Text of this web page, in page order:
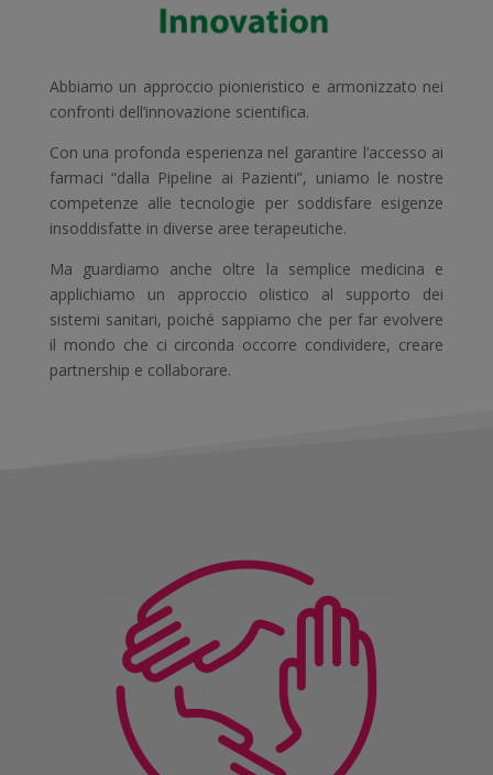
Abbiamo un approccio pionieristico e armonizzato nei
confronti dell’innovazione scientifica.
Con una profonda esperienza nel garantire l’accesso ai
farmaci “dalla Pipeline ai Pazienti”, uniamo le nostre
competenze alle tecnologie per soddisfare esigenze
insoddisfatte in diverse aree terapeutiche.
Ma guardiamo anche oltre la semplice medicina e
applichiamo un approccio olistico al supporto dei
sistemi sanitari, poiché sappiamo che per far evolvere
il mondo che ci circonda occorre condividere, creare
partnership e collaborare.